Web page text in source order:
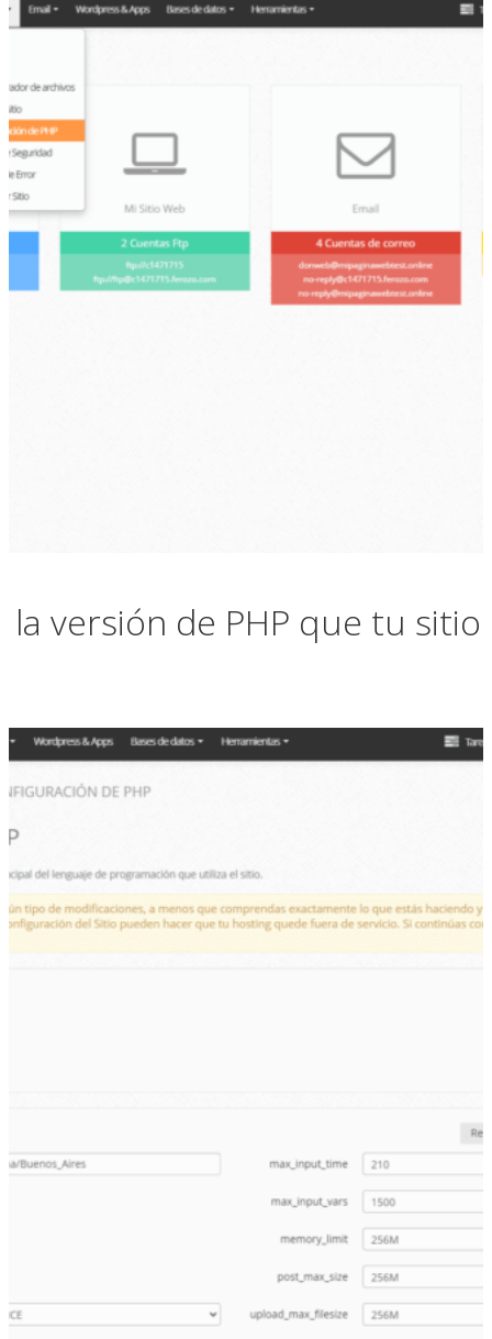
versión de PHP que tu